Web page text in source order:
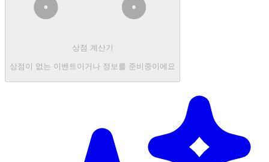
상점 계산기
상점이 없는 이벤트이거나 정보를 준비중이에요